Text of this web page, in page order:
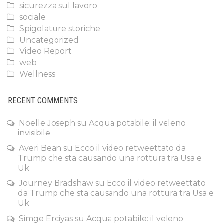
sicurezza sul lavoro
sociale
Spigolature storiche
Uncategorized
Video Report
web
Wellness
RECENT COMMENTS
Noelle Joseph su Acqua potabile: il veleno
invisibile
Averi Bean su Ecco il video retweettato da
Trump che sta causando una rottura tra Usa e
Uk
Journey Bradshaw su Ecco il video retweettato
da Trump che sta causando una rottura tra Usa e
Uk
Simge Erciyas su Acqua potabile: il veleno